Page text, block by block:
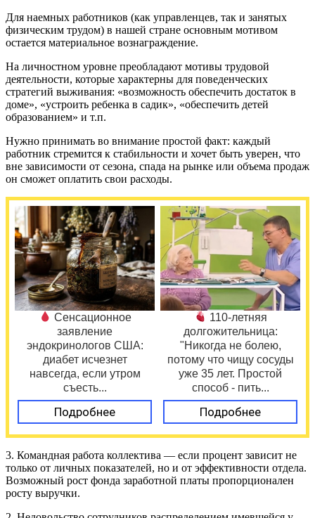
Для наемных работников (как управленцев, так и занятых
физическим трудом) в нашей стране основным мотивом
остается материальное вознаграждение.
На личностном уровне преобладают мотивы трудовой
деятельности, которые характерны для поведенческих
стратегий выживания: «возможность обеспечить достаток в
доме», «устроить ребенка в садик», «обеспечить детей
образованием» и т.п.
Нужно принимать во внимание простой факт: каждый
работник стремится к стабильности и хочет быть уверен, что
вне зависимости от сезона, спада на рынке или объема продаж
он сможет оплатить свои расходы.
Сенсационное
заявление
эндокринологов США:
диабет исчезнет
навсегда, если утром
съесть...
Подробнее
110-летняя
долгожительница:
"Никогда не болею,
потому что чищу сосуды
уже 35 лет. Простой
способ - пить...
Подробнее
3. Командная работа коллектива — если процент зависит не
только от личных показателей, но и от эффективности отдела.
Возможный рост фонда заработной платы пропорционален
росту выручки.